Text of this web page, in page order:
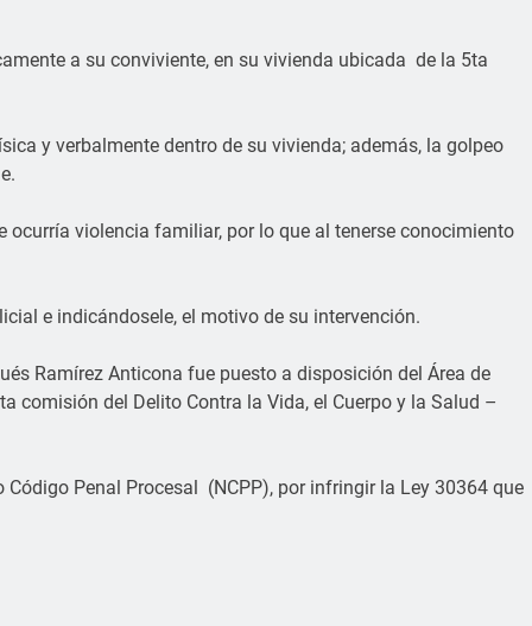
a su conviviente, en su vivienda ubicada de la 5ta
y verbalmente dentro de su vivienda; además, la golpeo
violencia familiar, por lo que al tenerse conocimiento
e indicándosele, el motivo de su intervención.
Ramírez Anticona fue puesto a disposición del Área de
comisión del Delito Contra la Vida, el Cuerpo y la Salud –
Penal Procesal (NCPP), por infringir la Ley 30364 que